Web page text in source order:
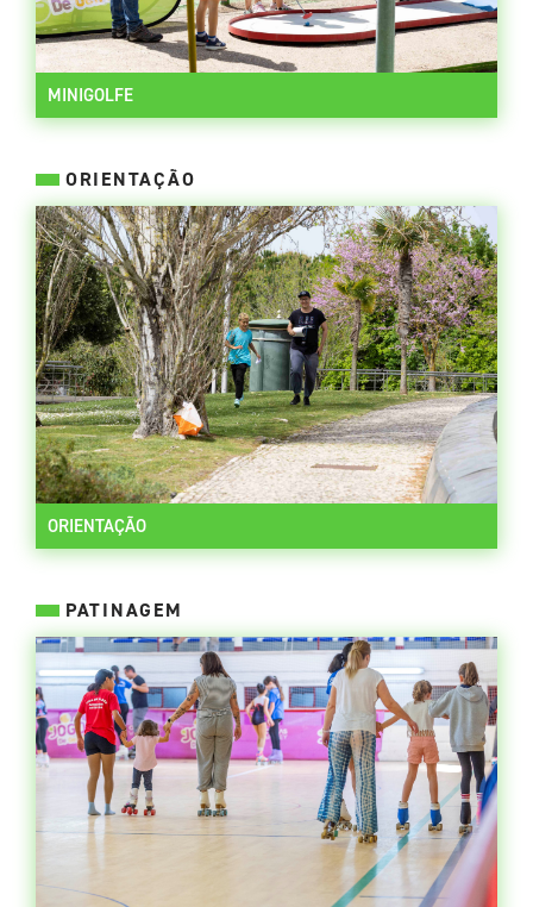
MINIGOLFE
ORIENTAÇÃO
ORIENTAÇÃO
PATINAGEM